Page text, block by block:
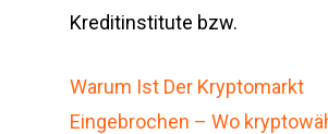
Kreditinstitute bzw.
Warum Ist Der Kryptomarkt
Eingebrochen – Wo